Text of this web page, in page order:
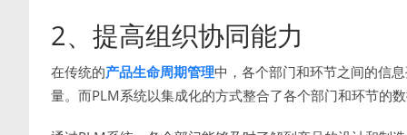
2、提高组织协同能力
在传统的产品生命周期管理中，各个部门和环节之间的信
量。而PLM系统以集成化的方式整合了各个部门和环节的